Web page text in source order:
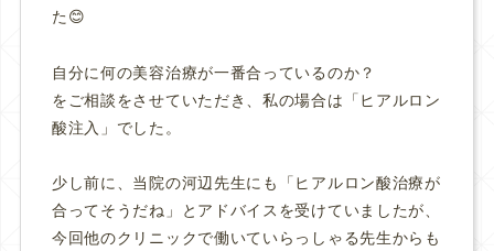
た😊
自分に何の美容治療が一番合っているのか？
をご相談をさせていただき、私の場合は「ヒアルロン
酸注入」でした。
少し前に、当院の河辺先生にも「ヒアルロン酸治療が
合ってそうだね」とアドバイスを受けていましたが、
今回他のクリニックで働いていらっしゃる先生からも